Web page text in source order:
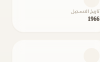
تاريخ التسجيل
1966